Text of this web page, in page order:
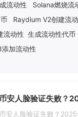
流动性 Solana燃烧流
Raydium V2创建流
流动性 生成流动性代币
加流动性
币安人脸验证失败？